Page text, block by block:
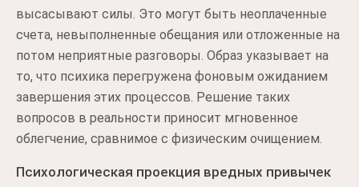
высасывают силы. Это могут быть неоплаченные
счета, невыполненные обещания или отложенные на
потом неприятные разговоры. Образ указывает на
то, что психика перегружена фоновым ожиданием
завершения этих процессов. Решение таких
вопросов в реальности приносит мгновенное
облегчение, сравнимое с физическим очищением.
Психологическая проекция вредных привычек